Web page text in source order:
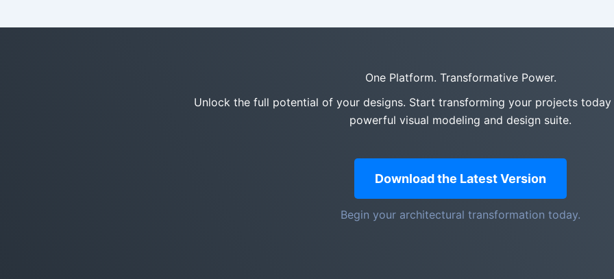
One Platform. Transformative Power.
Unlock the full potential of your designs. Start transforming your projects
powerful visual modeling and design suite.
Download the Latest Version
Begin your architectural transformation today.